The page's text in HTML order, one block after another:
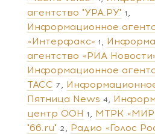
агентство "УРА.РУ" 1
Информационное
«Интерфакс» 1
агентство «РИА
Информационное
ТАСС 7
Пятница News 4
центр ООН 1 МТРК
"66.ru" 2 Радио «Голос